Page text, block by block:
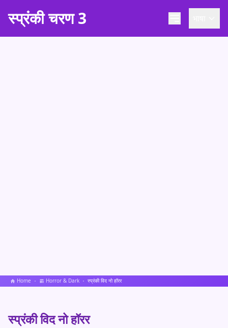
स्प्रंकी चरण 3
Home Horror & Dark स्प्रंकी विद नो हॉरर
स्प्रंकी विद नो हॉरर